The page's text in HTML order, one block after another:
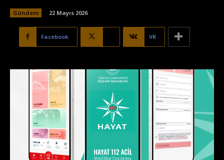
Gündem 22 Mayıs 2026
Facebook VK